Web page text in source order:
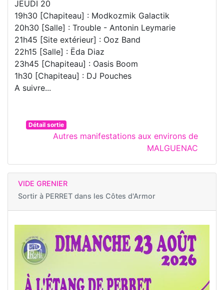
JEUDI 20
19h30 [Chapiteau] : Modkozmik Galactik
20h30 [Salle] : Trouble - Antonin Leymarie
21h45 [Site extérieur] : Ooz Band
22h15 [Salle] : Ëda Diaz
23h45 [Chapiteau] : Oasis Boom
1h30 [Chapiteau] : DJ Pouches
A suivre...
Détail sortie
Autres manifestations aux environs de
MALGUENAC
VIDE GRENIER
Sortir à PERRET dans les Côtes d'Armor